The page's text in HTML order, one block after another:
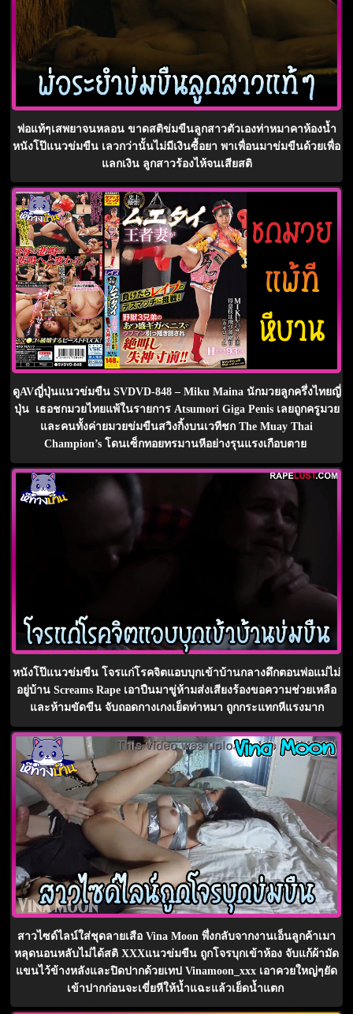
พ่อแท้ๆเสพยาจนหลอน ขาดสติข่มขืนลูกสาวตัวเองท่าหมาคาห้องน้ำ
หนังโป๊แนวข่มขืน เลวกว่านั้นไม่มีเงินซื้อยา พาเพื่อนมาข่มขืนด้วยเพื่อ
แลกเงิน ลูกสาวร้องไห้จนเสียสติ
ดูAVญี่ปุ่นแนวข่มขืน SVDVD-848 – Miku Maina นักมวยลูกครึ่งไทยญี่
ปุ่น เธอชกมวยไทยแพ้ในรายการ Atsumori Giga Penis เลยถูกครูมวย
และคนทั้งค่ายมวยข่มขืนสวิงกิ้งบนเวทีชก The Muay Thai
Champion’s โดนเซ็กทอยทรมานหีอย่างรุนแรงเกือบตาย
หนังโป๊แนวข่มขืน โจรแก่โรคจิตแอบบุกเข้าบ้านกลางดึกตอนพ่อแม่ไม่
อยู่บ้าน Screams Rape เอาปืนมาขู่ห้ามส่งเสียงร้องขอความช่วยเหลือ
และห้ามขัดขืน จับถอดกางเกงเย็ดท่าหมา ถูกกระแทกหีแรงมาก
สาวไซด์ไลน์ใส่ชุดลายเสือ Vina Moon พึ่งกลับจากงานเอ็นลูกค้าเมา
หลุดนอนหลับไม่ได้สติ XXXแนวข่มขืน ถูกโจรบุกเข้าห้อง จับแก้ผ้ามัด
แขนไว้ข้างหลังและปิดปากด้วยเทป Vinamoon_xxx เอาควยใหญ่ๆยัด
เข้าปากก่อนจะเขี่ยหีให้น้ำแฉะแล้วเย็ดน้ำแตก